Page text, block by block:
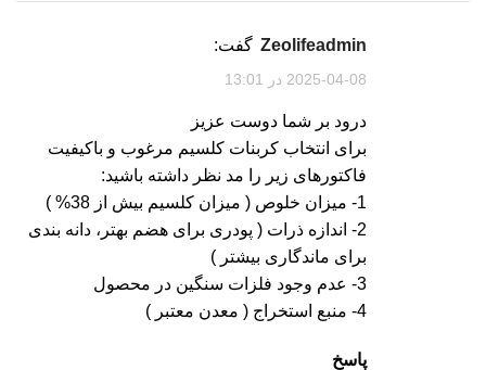
zeolifeadmin گفت:
2025-04-08 در 13:01
درود بر شما دوست عزیز
برای انتخاب کربنات کلسیم مرغوب و باکیفیت
فاکتورهای زیر را مد نظر داشته باشید:
1- میزان خلوص ( میزان کلسیم بیش از 38% )
2- اندازه ذرات ( پودری برای هضم بهتر، دانه بندی
برای ماندگاری بیشتر )
3- عدم وجود فلزات سنگین در محصول
4- منبع استخراج ( معدن معتبر )
پاسخ